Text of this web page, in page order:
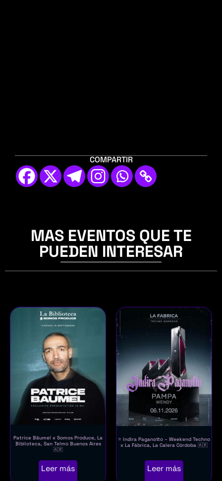
COMPARTIR
MAS EVENTOS QUE TE
PUEDEN INTERESAR
Patrice Bäumel x Somos Produce, La
Biblioteca, San Telmo Buenos Aires
🇦🇷
Leer más
⭐ Indira Paganotto – Weekend Techno
x La Fábrica, La Calera Córdoba 🇦🇷
Leer más